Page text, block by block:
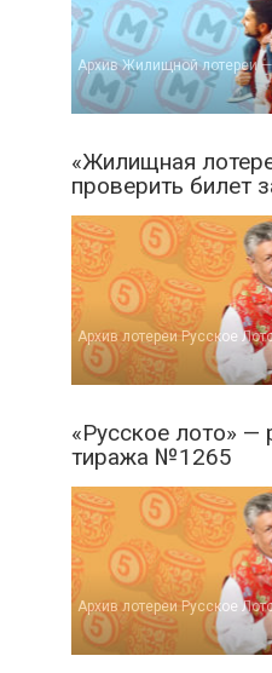
Архив Жилищной лотереи
«Жилищная
проверить билет
Архив лотереи Русское
«Русское лото» —
тиража №1265
Архив лотереи Русское